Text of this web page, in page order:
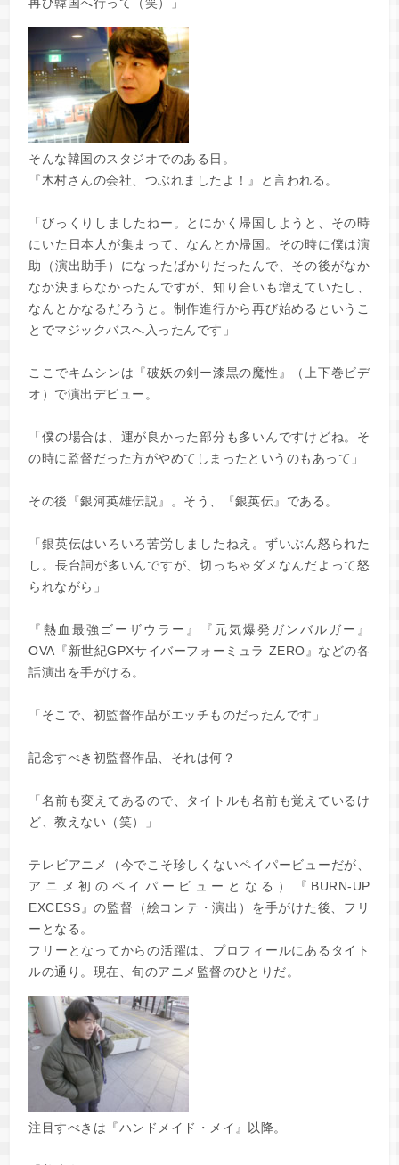
そんな韓国のスタジオでのある日。
『木村さんの会社、つぶれましたよ！』と言われる。
「びっくりしましたねー。とにかく帰国しようと、その時
にいた日本人が集まって、なんとか帰国。その時に僕は演
助（演出助手）になったばかりだったんで、その後がなか
なか決まらなかったんですが、知り合いも増えていたし、
なんとかなるだろうと。制作進行から再び始めるというこ
とでマジックバスへ入ったんです」
ここでキムシンは『破妖の剣ー漆黒の魔性』（上下巻ビデ
オ）で演出デビュー。
「僕の場合は、運が良かった部分も多いんですけどね。そ
の時に監督だった方がやめてしまったというのもあって」
その後『銀河英雄伝説』。そう、『銀英伝』である。
「銀英伝はいろいろ苦労しましたねえ。ずいぶん怒られた
し。長台詞が多いんですが、切っちゃダメなんだよって怒
られながら」
『熱血最強ゴーザウラー』『元気爆発ガンバルガー』
OVA『新世紀GPXサイバーフォーミュラ ZERO』などの各
話演出を手がける。
「そこで、初監督作品がエッチものだったんです」
記念すべき初監督作品、それは何？
「名前も変えてあるので、タイトルも名前も覚えているけ
ど、教えない（笑）」
テレビアニメ（今でこそ珍しくないペイパービューだが、
アニメ初のペイパービューとなる）『BURN-UP
EXCESS』の監督（絵コンテ・演出）を手がけた後、フリ
ーとなる。
フリーとなってからの活躍は、プロフィールにあるタイト
ルの通り。現在、旬のアニメ監督のひとりだ。
注目すべきは『ハンドメイド・メイ』以降。